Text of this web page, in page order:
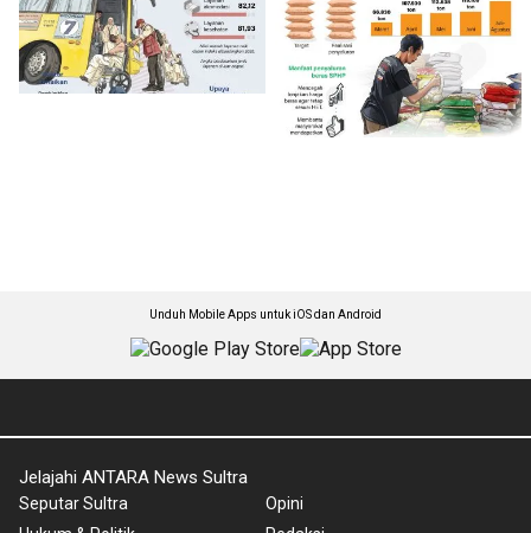
Unduh Mobile Apps untuk iOS dan Android
Jelajahi ANTARA News Sultra
Seputar Sultra
Opini